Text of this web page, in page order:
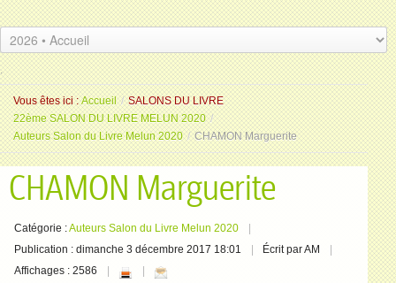
.
.
Vous êtes ici : Accueil / SALONS DU LIVRE
22ème SALON DU LIVRE MELUN 2020 /
Auteurs Salon du Livre Melun 2020 / CHAMON Marguerite
CHAMON Marguerite
Catégorie :Auteurs Salon du Livre Melun 2020
Publication : dimanche 3 décembre 2017 18:01
Écrit par AM
Affichages : 2586